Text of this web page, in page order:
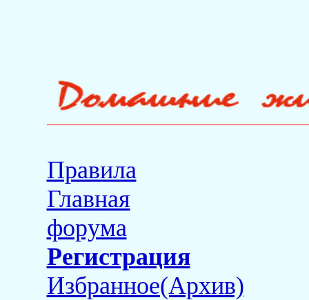
Правила
Главная
форума
Регистрация
Избранное(Архив)